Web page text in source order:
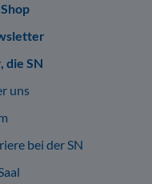
die SN
uns
bei der SN